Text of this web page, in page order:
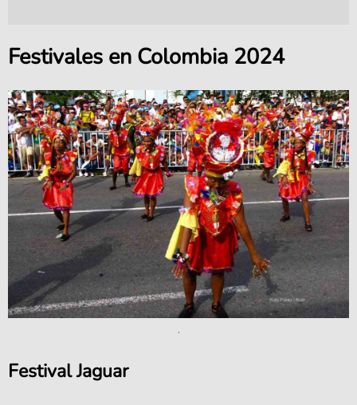
Festivales en Colombia 2024
.
Festival Jaguar